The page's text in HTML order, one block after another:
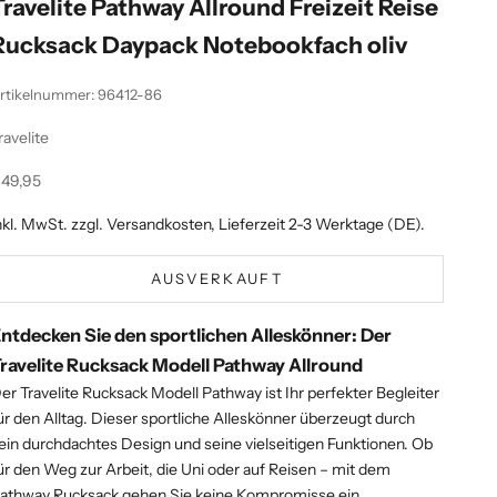
Pathway Allround Freizeit Reise
Daypack Notebookfach oliv
96412-86
MwSt. zzgl.Versandkosten, Lieferzeit 2-3 Werktage (DE).
AUSVERKAUFT
Sie den sportlichen Alleskönner: Der
Rucksack Modell Pathway Allround
Travelite Rucksack Modell Pathway ist Ihr perfekter Begleiter
den Alltag. Dieser sportliche Alleskönner überzeugt durch
durchdachtes Design und seine vielseitigen Funktionen. Ob
den Weg zur Arbeit, die Uni oder auf Reisen – mit dem